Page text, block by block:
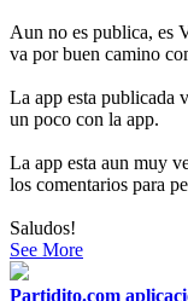
Aun no es publica, es
va por buen camino
La app esta publicada
un poco con la app.
La app esta aun muy
los comentarios para
Saludos!
See More
Partidito.com